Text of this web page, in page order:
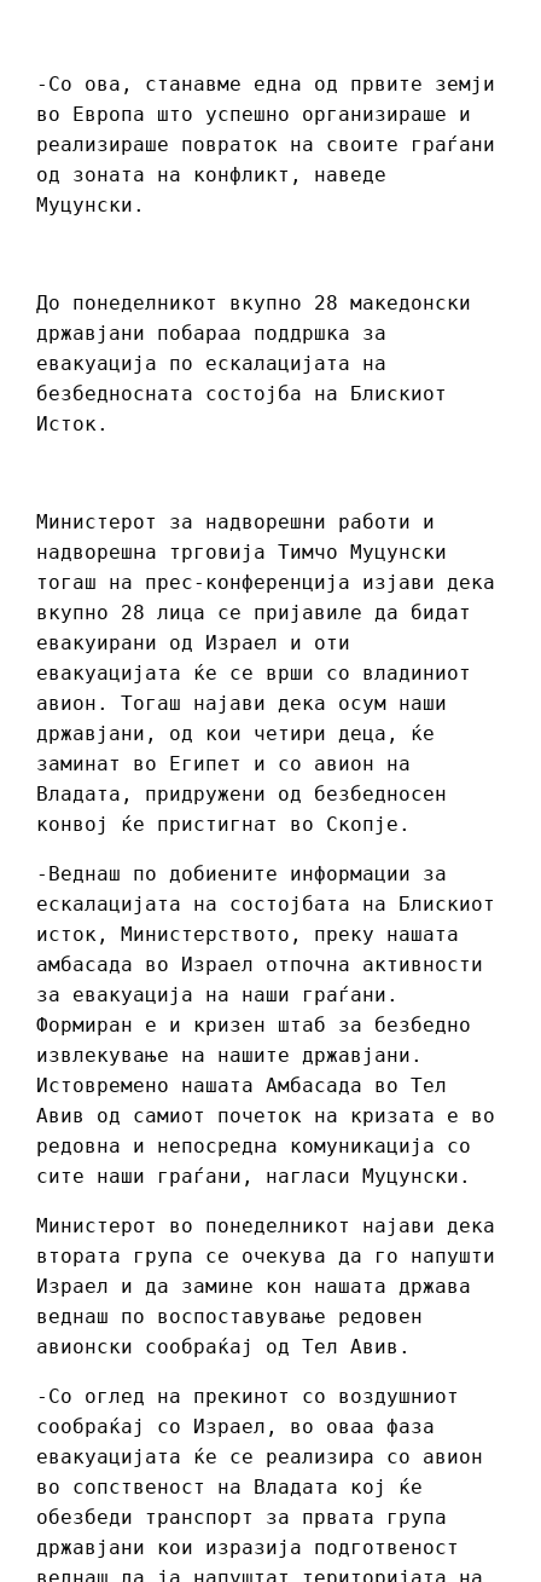
-Со ова, станавме една од првите земји
во Европа што успешно организираше и
реализираше повраток на своите граѓани
од зоната на конфликт, наведе
Муцунски.
До понеделникот вкупно 28 македонски
државјани побараа поддршка за
евакуација по ескалацијата на
безбедносната состојба на Блискиот
Исток.
Министерот за надворешни работи и
надворешна трговија Тимчо Муцунски
тогаш на прес-конференција изјави дека
вкупно 28 лица се пријавиле да бидат
евакуирани од Израел и оти
евакуацијата ќе се врши со владиниот
авион. Тогаш најави дека осум наши
државјани, од кои четири деца, ќе
заминат во Египет и со авион на
Владата, придружени од безбедносен
конвој ќе пристигнат во Скопје.
-Веднаш по добиените информации за
ескалацијата на состојбата на Блискиот
исток, Министерството, преку нашата
амбасада во Израел отпочна активности
за евакуација на наши граѓани.
Формиран е и кризен штаб за безбедно
извлекување на нашите државјани.
Истовремено нашата Амбасада во Тел
Авив од самиот почеток на кризата е во
редовна и непосредна комуникација со
сите наши граѓани, нагласи Муцунски.
Министерот во понеделникот најави дека
втората група се очекува да го напушти
Израел и да замине кон нашата држава
веднаш по воспоставување редовен
авионски сообраќај од Тел Авив.
-Со оглед на прекинот со воздушниот
сообраќај со Израел, во оваа фаза
евакуацијата ќе се реализира со авион
во сопственост на Владата кој ќе
обезбеди транспорт за првата група
државјани кои изразија подготвеност